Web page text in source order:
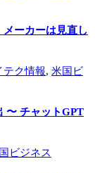
ーカーは見直し
テク情報, 米国ビ
〜 チャットGPT
ビジネス